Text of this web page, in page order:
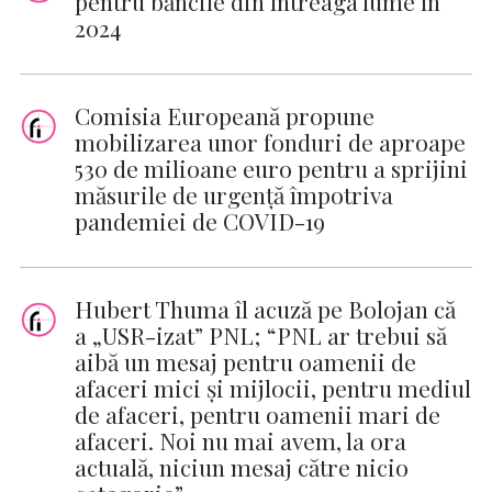
2024
Comisia Europeană propune
mobilizarea unor fonduri de aproape
530 de milioane euro pentru a sprijini
măsurile de urgență împotriva
pandemiei de COVID-19
Hubert Thuma îl acuză pe Bolojan că
a „USR-izat” PNL; “PNL ar trebui să
aibă un mesaj pentru oamenii de
afaceri mici și mijlocii, pentru mediul
de afaceri, pentru oamenii mari de
afaceri. Noi nu mai avem, la ora
actuală, niciun mesaj către nicio